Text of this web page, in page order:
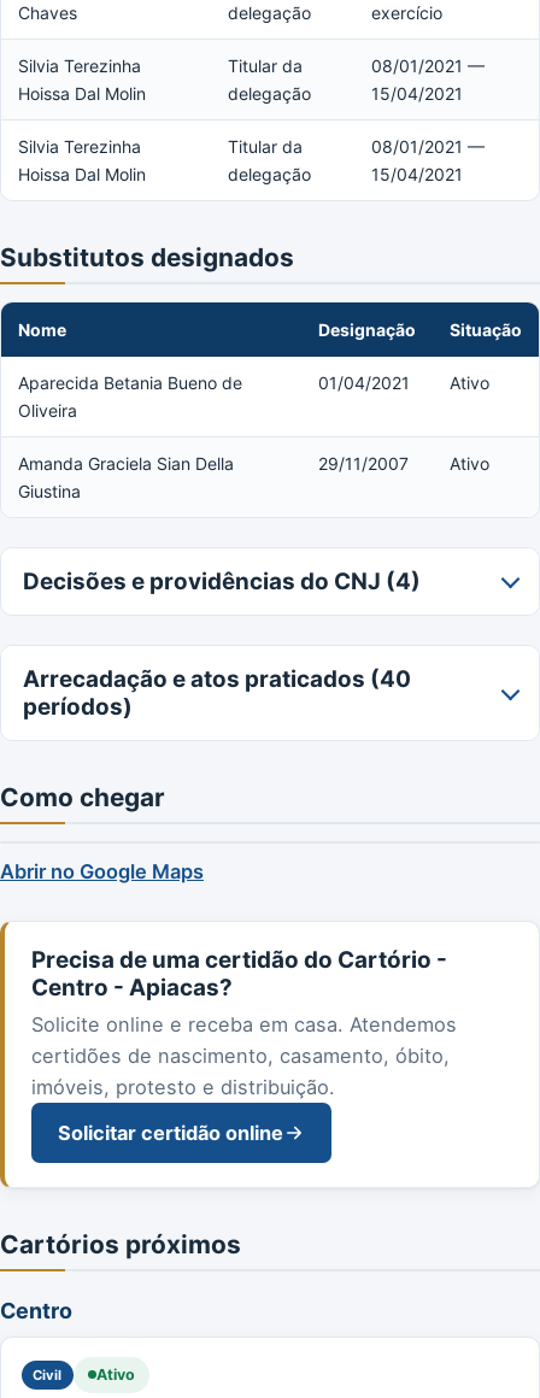
Chaves
delegação
exercício
Silvia Terezinha
Hoissa Dal Molin
Titular da
delegação
08/01/2021 —
15/04/2021
Silvia Terezinha
Hoissa Dal Molin
Titular da
delegação
08/01/2021 —
15/04/2021
Substitutos designados
Nome Designação Situação
Aparecida Betania Bueno de
Oliveira
01/04/2021 Ativo
Amanda Graciela Sian Della
Giustina
29/11/2007 Ativo
Decisões e providências do CNJ (4)
Arrecadação e atos praticados (40
períodos)
Como chegar
Abrir no Google Maps
Precisa de uma certidão do Cartório -
Centro - Apiacas?
Solicite online e receba em casa. Atendemos
certidões de nascimento, casamento, óbito,
imóveis, protesto e distribuição.
Solicitar certidão online
Cartórios próximos
Centro
Civil Ativo